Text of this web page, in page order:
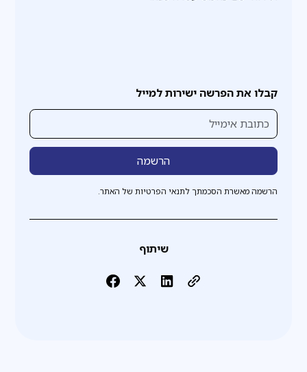
קבלו את הפרשה ישירות למייל
הרשמה מאשרת הסכמתך לתנאי הפרטיות של האתר.
שיתוף